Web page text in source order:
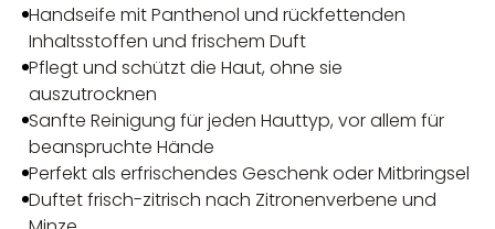
Handseife mit Panthenol und rückfettenden
Inhaltsstoffen und frischem Duft
Pflegt und schützt die Haut, ohne sie
auszutrocknen
Sanfte Reinigung für jeden Hauttyp, vor allem für
beanspruchte Hände
Perfekt als erfrischendes Geschenk oder Mitbringsel
Duftet frisch-zitrisch nach Zitronenverbene und